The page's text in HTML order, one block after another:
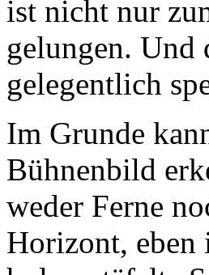
ist nicht nur
gelungen. Und
gelegentlich
Im Grunde
Bühnenbild
weder Ferne
Horizont, eben